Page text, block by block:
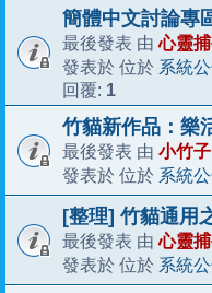
簡體中文討論專
最後發表 由心靈
發表於 位於 系統
回覆: 1
竹貓新作品：樂
最後發表 由 小竹子
發表於 位於 系統
[整理] 竹貓通用
最後發表 由心靈
發表於 位於 系統